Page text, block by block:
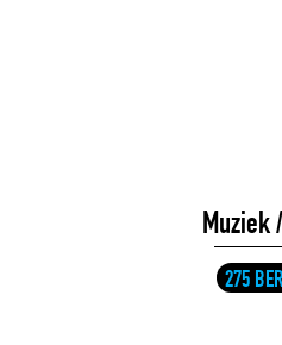
Muziek/
275